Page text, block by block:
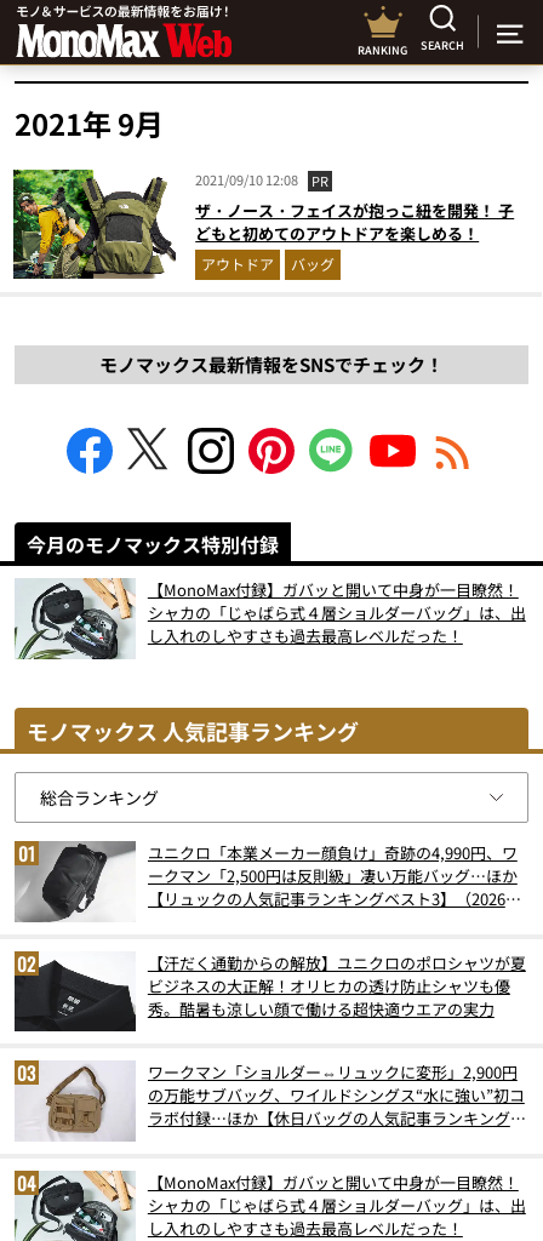
RANKING SEARCH
2021年 9月
2021/09/10 12:08 PR
ザ・ノース・フェイスが抱っこ紐を開発！ 子
どもと初めてのアウトドアを楽しめる！
アウトドア バッグ
モノマックス最新情報をSNSでチェック！
今月のモノマックス特別付録
【MonoMax付録】ガバッと開いて中身が一目瞭然！
シャカの「じゃばら式４層ショルダーバッグ」は、出
し入れのしやすさも過去最高レベルだった！
モノマックス 人気記事ランキング
ユニクロ「本業メーカー顔負け」奇跡の4,990円、ワ
ークマン「2,500円は反則級」凄い万能バッグ…ほか
【リュックの人気記事ランキングベスト3】（2026年
【汗だく通勤からの解放】ユニクロのポロシャツが夏
ビジネスの大正解！オリヒカの透け防止シャツも優
秀。酷暑も涼しい顔で働ける超快適ウエアの実力
ワークマン「ショルダー⇔リュックに変形」2,900円
の万能サブバッグ、ワイルドシングス“水に強い”初コ
ラボ付録…ほか【休日バッグの人気記事ランキングベ
【MonoMax付録】ガバッと開いて中身が一目瞭然！
シャカの「じゃばら式４層ショルダーバッグ」は、出
し入れのしやすさも過去最高レベルだった！